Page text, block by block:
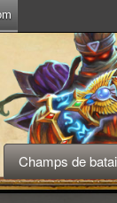
Champs de